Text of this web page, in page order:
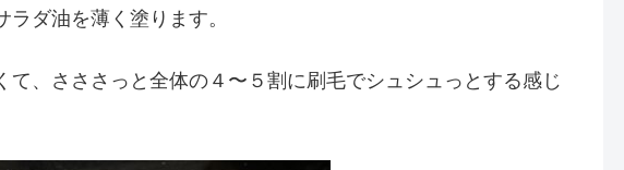
ダ油を薄く塗ります。
て、さささっと全体の４〜５割に刷毛でシュシュっとする感じ